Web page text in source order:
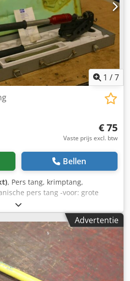
1 /7
€ 75
Vaste prijs excl. btw
Bellen
, Pers tang, krimptang,
pers tang -voor: grote
tot: 60 mm² -aantal: 7 handpers
A Sfrjfx Ab Ssrf -prijs: per stuk
mm -gewicht: 8 kg
Advertentie